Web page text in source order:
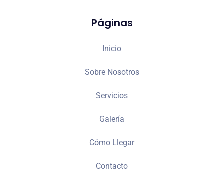
Páginas
Inicio
Sobre Nosotros
Servicios
Galería
Cómo Llegar
Contacto